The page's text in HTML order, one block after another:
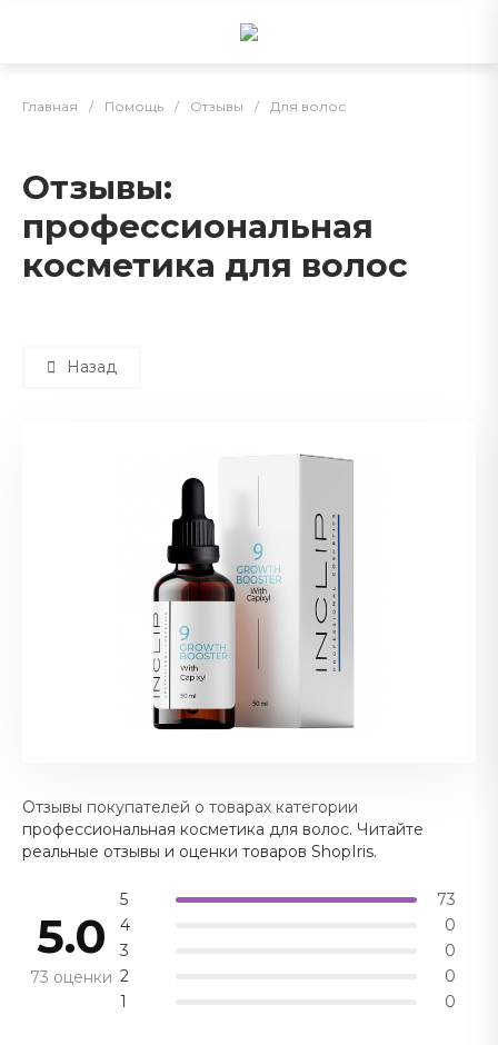
Главная / Помощь / Отзывы / Для волос
Отзывы:
профессиональная
косметика для волос
Назад
Отзывы покупателей о товарах категории
профессиональная косметика для волос. Читайте
реальные отзывы и оценки товаров ShopIris.
5.0
73 оценки
5
73
4
0
3
0
2
0
1
0